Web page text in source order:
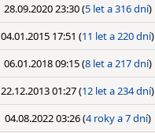
28.09.2020 23:30 (5 let a 316 dní)
04.01.2015 17:51 (11 let a 220 dní)
06.01.2018 09:15 (8 let a 217 dní)
22.12.2013 01:27 (12 let a 234 dní)
04.08.2022 03:26 (4 roky a 7 dní)